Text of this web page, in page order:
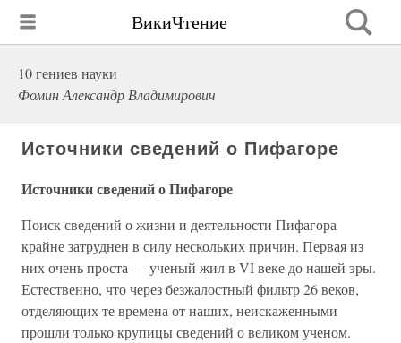
ВикиЧтение
10 гениев науки
Фомин Александр Владимирович
Источники сведений о Пифагоре
Источники сведений о Пифагоре
Поиск сведений о жизни и деятельности Пифагора
крайне затруднен в силу нескольких причин. Первая из
них очень проста — ученый жил в VI веке до нашей эры.
Естественно, что через безжалостный фильтр 26 веков,
отделяющих те времена от наших, неискаженными
прошли только крупицы сведений о великом ученом.